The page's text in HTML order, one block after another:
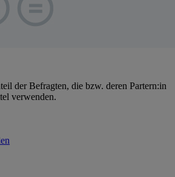
der Befragten, die bzw. deren Partern:in
verwenden.